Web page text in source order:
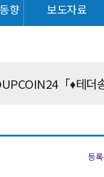
향 보도자료
등